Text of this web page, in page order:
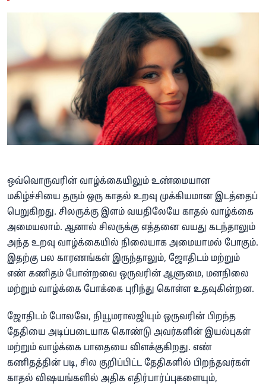
ஒவ்வொருவரின் வாழ்க்கையிலும் உண்மையான
மகிழ்ச்சியை தரும் ஒரு காதல் உறவு முக்கியமான இடத்தைப்
பெறுகிறது. சிலருக்கு இளம் வயதிலேயே காதல் வாழ்க்கை
அமையலாம். ஆனால் சிலருக்கு எத்தனை வயது கடந்தாலும்
அந்த உறவு வாழ்க்கையில் நிலையாக அமையாமல் போகும்.
இதற்கு பல காரணங்கள் இருந்தாலும், ஜோதிடம் மற்றும்
எண் கணிதம் போன்றவை ஒருவரின் ஆளுமை, மனநிலை
மற்றும் வாழ்க்கை போக்கை புரிந்து கொள்ள உதவுகின்றன.
ஜோதிடம் போலவே, நியூமராலஜியும் ஒருவரின் பிறந்த
தேதியை அடிப்படையாக கொண்டு அவர்களின் இயல்புகள்
மற்றும் வாழ்க்கை பாதையை விளக்குகிறது. எண்
கணிதத்தின் படி, சில குறிப்பிட்ட தேதிகளில் பிறந்தவர்கள்
காதல் விஷயங்களில் அதிக எதிர்பார்ப்புகளையும்,